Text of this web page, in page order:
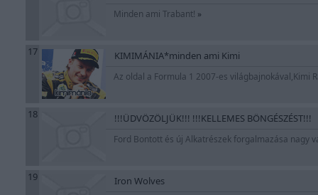
Minden ami Trabant! »
17 KIMIMÁNIA*minden ami Kimi
Az oldal a Formula 1 2007-es világbajnokával,Kimi
18 !!!ÜDVÖZÖLJÜK!!! !!!KELLEMES BÖNGÉSZÉST!!!
Ford Bontott és új Alkatrészek forgalmazása nagy
19 Iron Wolves